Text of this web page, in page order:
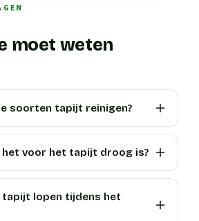
moet weten
soorten tapijt reinigen?
het voor het tapijt droog is?
tapijt lopen tijdens het